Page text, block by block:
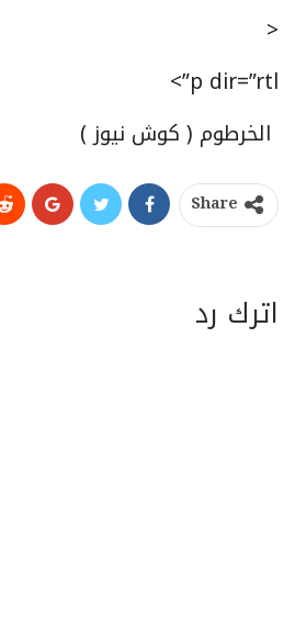
<
p dir=”rtl”>
الخرطوم ( كوش نيوز )
Share
اترك رد